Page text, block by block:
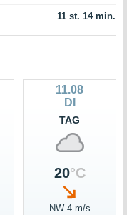
11 st. 14 min.
11.08
DI
TAG
20°C
NW 4 m/s